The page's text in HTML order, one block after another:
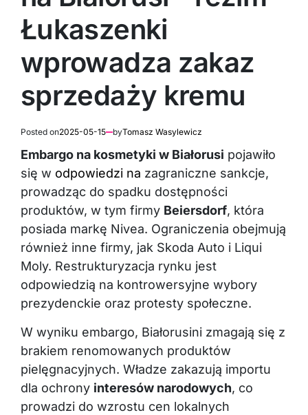
Łukaszenki
wprowadza zakaz
sprzedaży kremu
Posted on2025-05-15 byTomasz Wasylewicz
Embargo na kosmetyki w Białorusi pojawiło
się w odpowiedzi na zagraniczne sankcje,
prowadząc do spadku dostępności
produktów, w tym firmy Beiersdorf, która
posiada markę Nivea. Ograniczenia obejmują
również inne firmy, jak Skoda Auto i Liqui
Moly. Restrukturyzacja rynku jest
odpowiedzią na kontrowersyjne wybory
prezydenckie oraz protesty społeczne.
W wyniku embargo, Białorusini zmagają się z
brakiem renomowanych produktów
pielęgnacyjnych. Władze zakazują importu
dla ochrony interesów narodowych, co
prowadzi do wzrostu cen lokalnych